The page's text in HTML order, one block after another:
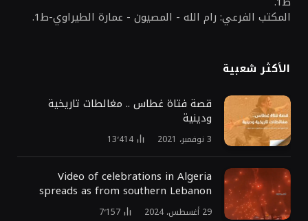
المكتب الفرعي: رام الله - المصيون - عمارة الطيراوي-ط1.
الأكثر شعبية
قصة فتاة غطاس .. مغالطات تاريخية
ودينية
3 نوفمبر، 2021 13٬414
Video of celebrations in Algeria
spreads as from southern Lebanon
29 أغسطس، 2024 7٬157